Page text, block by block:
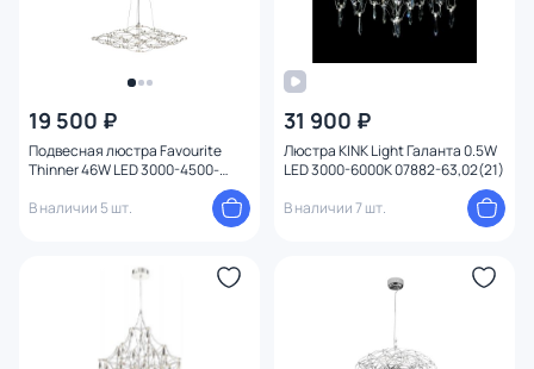
19 500 ₽
Подвесная люстра Favourite
Thinner 46W LED 3000-4500-
холодный) 4305-8P
В наличии 5 шт.
31 900 ₽
Люстра KINK Light Галанта 0.5W
LED 3000-6000К 07882-63,02(21)
В наличии 7 шт.